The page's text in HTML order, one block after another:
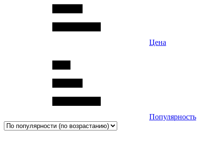
Цена
Популярность